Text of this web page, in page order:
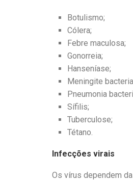
Botulismo;
Cólera;
Febre maculosa;
Gonorreia;
Hanseníase;
Meningite
Pneumonia
Sífilis;
Tuberculose;
Tétano.
Infecções virais
Os vírus dependem